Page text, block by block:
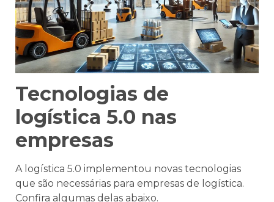
Tecnologias de
logística 5.0 nas
empresas
A logística 5.0 implementou novas tecnologias
que são necessárias para empresas de logística.
Confira algumas delas abaixo.